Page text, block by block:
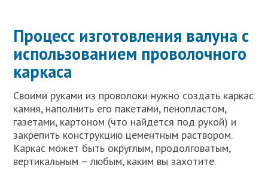
Процесс изготовления валуна с
использованием проволочного
каркаса
Своими руками из проволоки нужно создать каркас
камня, наполнить его пакетами, пенопластом,
газетами, картоном (что найдется под рукой) и
закрепить конструкцию цементным раствором.
Каркас может быть округлым, продолговатым,
вертикальным – любым, каким вы захотите.